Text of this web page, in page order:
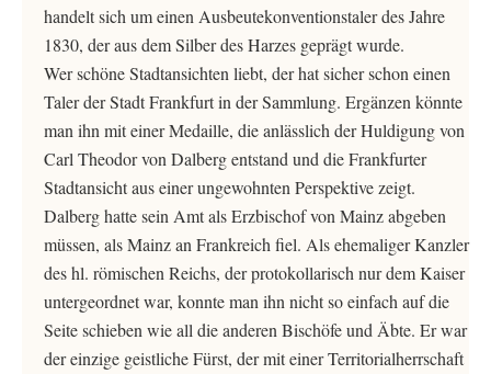
handelt sich um einen Ausbeutekonventionstaler des Jahre
1830, der aus dem Silber des Harzes geprägt wurde.
Wer schöne Stadtansichten liebt, der hat sicher schon einen
Taler der Stadt Frankfurt in der Sammlung. Ergänzen könnte
man ihn mit einer Medaille, die anlässlich der Huldigung von
Carl Theodor von Dalberg entstand und die Frankfurter
Stadtansicht aus einer ungewohnten Perspektive zeigt.
Dalberg hatte sein Amt als Erzbischof von Mainz abgeben
müssen, als Mainz an Frankreich fiel. Als ehemaliger Kanzler
des hl. römischen Reichs, der protokollarisch nur dem Kaiser
untergeordnet war, konnte man ihn nicht so einfach auf die
Seite schieben wie all die anderen Bischöfe und Äbte. Er war
der einzige geistliche Fürst, der mit einer Territorialherrschaft